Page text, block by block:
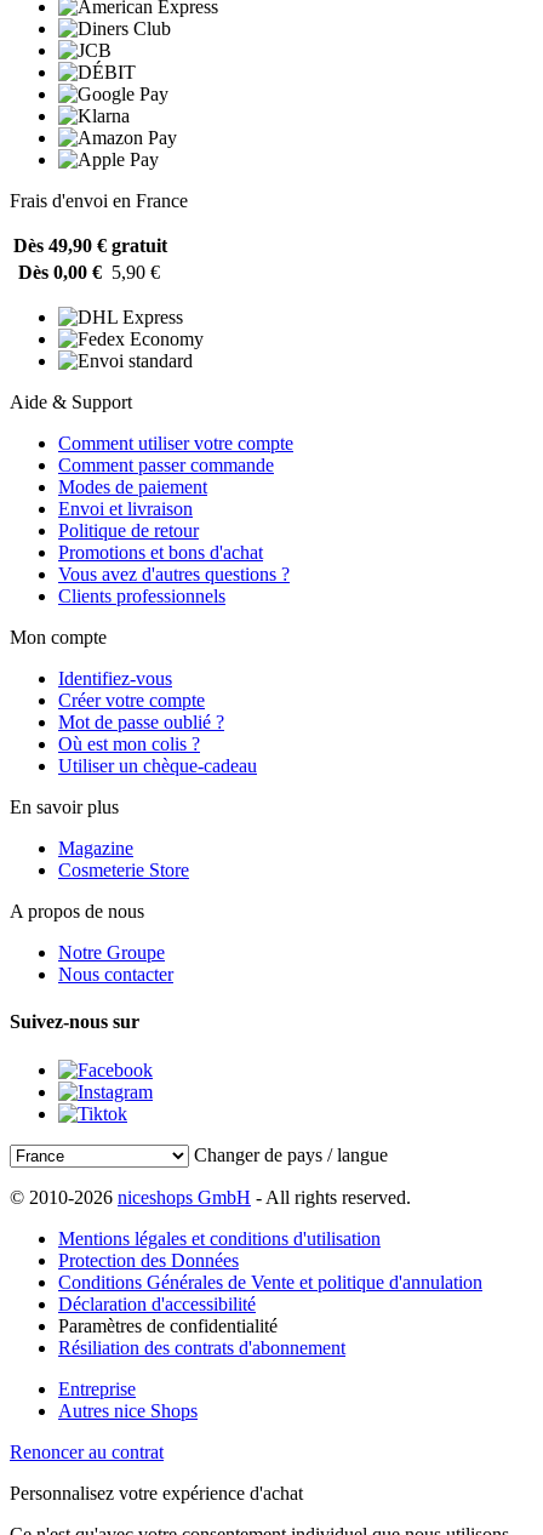
Frais d'envoi en France
Dès 49,90 € gratuit
Dès 0,00 € 5,90 €
Aide & Support
Comment utiliser votre compte
Comment passer commande
Modes de paiement
Envoi et livraison
Politique de retour
Promotions et bons d'achat
Vous avez d'autres questions ?
Clients professionnels
Mon compte
Identifiez-vous
Créer votre compte
Mot de passe oublié ?
Où est mon colis ?
Utiliser un chèque-cadeau
En savoir plus
Magazine
Cosmeterie Store
A propos de nous
Notre Groupe
Nous contacter
Suivez-nous sur
Changer de pays / langue
© 2010-2026 niceshops GmbH - All rights reserved.
Mentions légales et conditions d'utilisation
Protection des Données
Conditions Générales de Vente et politique d'annulation
Déclaration d'accessibilité
Paramètres de confidentialité
Résiliation des contrats d'abonnement
Entreprise
Autres nice Shops
Renoncer au contrat
Personnalisez votre expérience d'achat